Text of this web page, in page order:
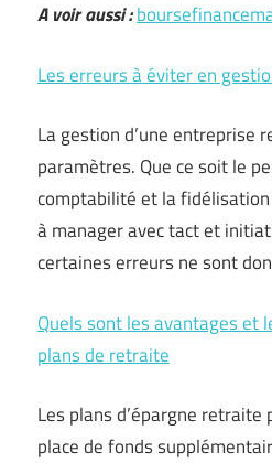
A voir aussi :
Les erreurs à éviter en
La gestion d’une entreprise
paramètres. Que ce soit le
comptabilité et la
à manager avec tact et
certaines erreurs ne sont
Quels sont les avantages et
plans de retraite
Les plans d’épargne
place de fonds